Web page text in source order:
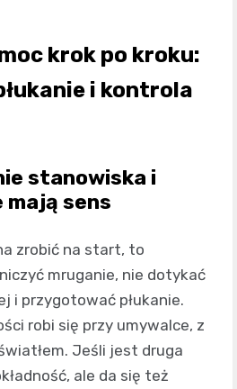
krok po kroku:
i kontrola
stanowiska i
sens
zrobić na start, to
mruganie, nie dotykać
i przygotować płukanie.
robi się przy umywalce, z
Jeśli jest druga
ale da się też